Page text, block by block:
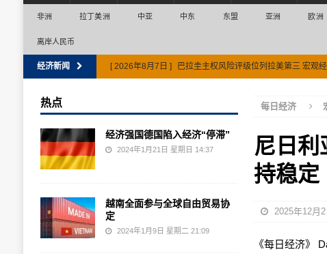
非洲 拉丁美洲 中亚 中东 东盟 亚洲 欧洲
离岸人民币
经济新闻 [ 2026年8月7日 ] 巴拉圭主权风险评级位列拉美第三 宏观
每日经济
尼日
持稳定
2025年12月
《每日经济》
热点
经济强国德国陷入经济“停滞”
2024年1月21日 星期日 14:37
越南全面参与全球自由贸易协
定
2024年1月9日 星期二 21:09